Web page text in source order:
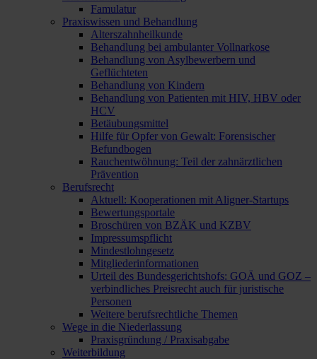
Famulatur
Praxiswissen und Behandlung
Alterszahnheilkunde
Behandlung bei ambulanter Vollnarkose
Behandlung von Asylbewerbern und
Geflüchteten
Behandlung von Kindern
Behandlung von Patienten mit HIV, HBV oder
HCV
Betäubungsmittel
Hilfe für Opfer von Gewalt: Forensischer
Befundbogen
Rauchentwöhnung: Teil der zahnärztlichen
Prävention
Berufsrecht
Aktuell: Kooperationen mit Aligner-Startups
Bewertungsportale
Broschüren von BZÄK und KZBV
Impressumspflicht
Mindestlohngesetz
Mitgliederinformationen
Urteil des Bundesgerichtshofs: GOÄ und GOZ –
verbindliches Preisrecht auch für juristische
Personen
Weitere berufsrechtliche Themen
Wege in die Niederlassung
Praxisgründung / Praxisabgabe
Weiterbildung